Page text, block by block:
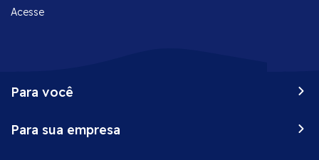
Acesse
Para você
Vantagens do seu cartão
Para sua empresa